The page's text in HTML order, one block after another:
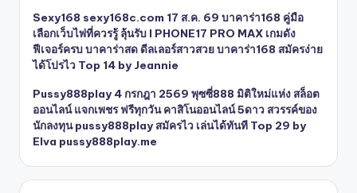
Sexy168 sexy168c.com 17 ส.ค. 69 บาคาร่า168 คู่มือ
เลือกเว็บไพ่ที่ควรรู้ ลุ้นรับ I PHONE17 PRO MAX เกมดัง
ฟีเจอร์ครบ บาคาร่าสด ดีลเลอร์สาวสวย บาคาร่า168 สมัครง่าย
ได้โปรไว Top 14 by Jeannie
Pussy888play 4 กรกฎา 2569 พุซซี่888 มิติใหม่แห่ง สล็อต
ออนไลน์ แจกเพชร ฟรีทุกวัน คาสิโนออนไลน์ 5ดาว สวรรค์ของ
นักลงทุน pussy888play สมัครไว เล่นได้ทันที Top 29 by
Elva pussy888play.me